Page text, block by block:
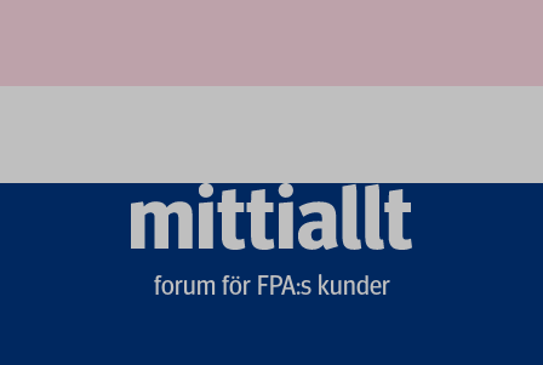
Mittiallt
forum för FPA:s kunder